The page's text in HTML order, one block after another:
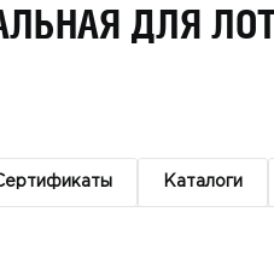
ДЛЯ
Каталоги